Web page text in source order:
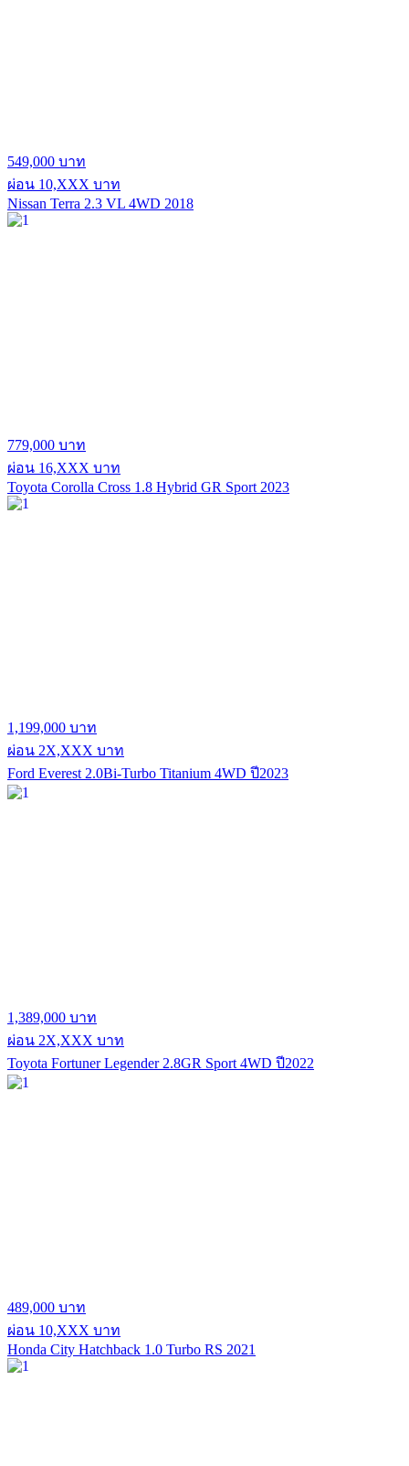
549,000 บาท
ผ่อน 10,XXX บาท
Nissan Terra 2.3 VL 4WD 2018
779,000 บาท
ผ่อน 16,XXX บาท
Toyota Corolla Cross 1.8 Hybrid GR Sport 2023
1,199,000 บาท
ผ่อน 2X,XXX บาท
Ford Everest 2.0Bi-Turbo Titanium 4WD ปี2023
1,389,000 บาท
ผ่อน 2X,XXX บาท
Toyota Fortuner Legender 2.8GR Sport 4WD ปี2022
489,000 บาท
ผ่อน 10,XXX บาท
Honda City Hatchback 1.0 Turbo RS 2021